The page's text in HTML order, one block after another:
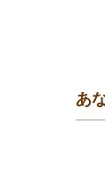
あ